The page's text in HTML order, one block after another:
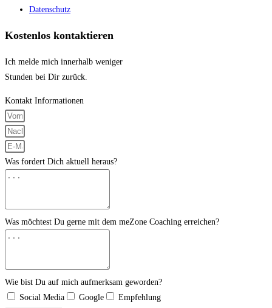
Datenschutz
Kostenlos kontaktieren
Ich melde mich innerhalb weniger
Stunden bei Dir zurück.
Kontakt Informationen
Was fordert Dich aktuell heraus?
Was möchtest Du gerne mit dem meZone Coaching erreichen?
Wie bist Du auf mich aufmerksam geworden?
Social Media
Google Empfehlung